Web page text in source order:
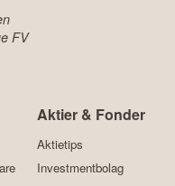
FV
Aktier & Fonder
Aktietips
Investmentbolag